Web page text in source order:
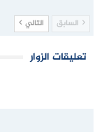
السابق التالي
تعليقات الزوار